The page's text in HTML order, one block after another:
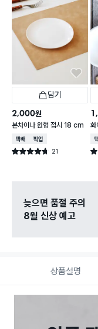
담기
2,000원
본차이나 원형 접시 18 cm
택배배송매장픽업
별점 4.7점 21
건 작성 별
늦으면 품절 주의
8월 신상 예고
상품설명